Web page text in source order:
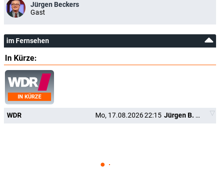
Jürgen Beckers
Gast
im Fernsehen
In Kürze:
IN KÜRZE
WDR Mo, 17.08.202622:15 Jürgen B. Hausmann - "Wie jeht et? - Et jeht!"